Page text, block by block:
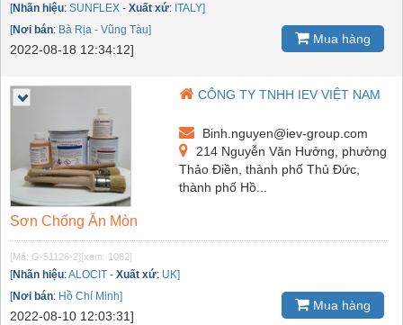
[Nhãn hiệu: SUNFLEX - Xuất xứ: ITALY]
[Nơi bán: Bà Rịa - Vũng Tàu]
2022-08-18 12:34:12]
Mua hàng
CÔNG TY TNHH IEV VIỆT NAM
Binh.nguyen@iev-group.com
214 Nguyễn Văn Hưởng, phường
Thảo Điền, thành phố Thủ Đức,
thành phố Hồ...
Sơn Chống Ăn Mòn
[Mã: G-51126-2][xem: 1062]
[Nhãn hiệu:ALOCIT - Xuất xứ: UK]
[Nơi bán: Hồ Chí Minh]
2022-08-10 12:03:31]
Mua hàng